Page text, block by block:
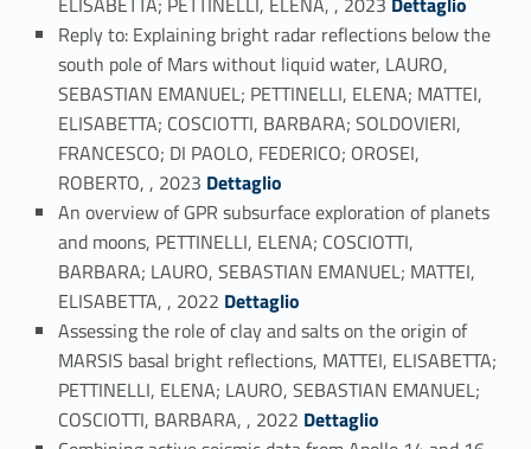
Reply to: Explaining bright radar reflections below the
south pole of Mars without liquid water, LAURO,
SEBASTIAN EMANUEL; PETTINELLI, ELENA; MATTEI,
ELISABETTA; COSCIOTTI, BARBARA; SOLDOVIERI,
FRANCESCO; DI PAOLO, FEDERICO; OROSEI,
ROBERTO, , 2023 Link identifier #identifier_person_75628-11
Dettaglio
An overview of GPR subsurface exploration of planets
and moons, PETTINELLI, ELENA; COSCIOTTI,
BARBARA; LAURO, SEBASTIAN EMANUEL; MATTEI,
ELISABETTA, , 2022 Link identifier #identifier_person_170460-12
Dettaglio
Assessing the role of clay and salts on the origin of
MARSIS basal bright reflections, MATTEI, ELISABETTA;
PETTINELLI, ELENA; LAURO, SEBASTIAN EMANUEL;
COSCIOTTI, BARBARA, , 2022 Link identifier #identifier_person_180858-13
Dettaglio